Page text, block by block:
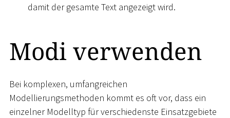
damit der gesamte Text angezeigt wird.
Modi verwenden
Bei komplexen, umfangreichen
Modellierungsmethoden kommt es oft vor, dass ein
einzelner Modelltyp für verschiedenste Einsatzgebiete